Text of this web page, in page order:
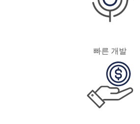
빠른 개발